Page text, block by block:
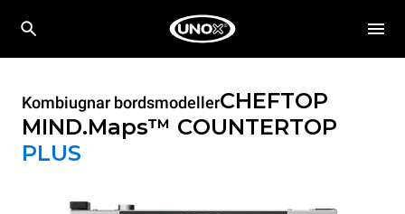
Kombiugnar bordsmodellerCHEFTOP
MIND.Maps™ COUNTERTOP
PLUS